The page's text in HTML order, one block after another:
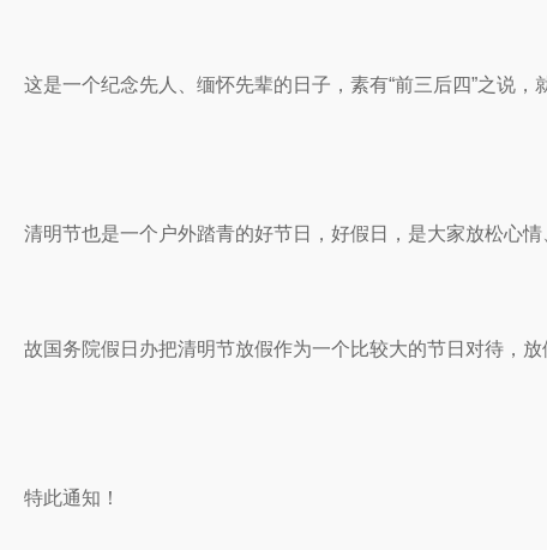
这是一个纪念先人、缅怀先辈的日子，素有“前三后四”之说
清明节也是一个户外踏青的好节日，好假日，是大家放松心情
故国务院假日办把清明节放假作为一个比较大的节日对待，
特此通知！